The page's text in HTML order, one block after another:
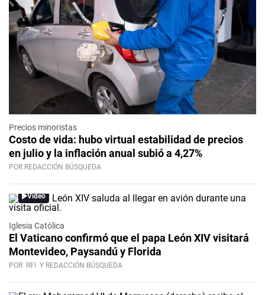
Precios minoristas
Costo de vida: hubo virtual estabilidad de precios
en julio y la inflación anual subió a 4,27%
POR REDACCIÓN BÚSQUEDA
Video
Iglesia Católica
El Vaticano confirmó que el papa León XIV visitará
Montevideo, Paysandú y Florida
POR RFI Y REDACCIÓN BÚSQUEDA